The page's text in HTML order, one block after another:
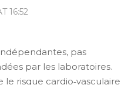
16:52
pas
par les laboratoires.
risque cardio‑vasculaire